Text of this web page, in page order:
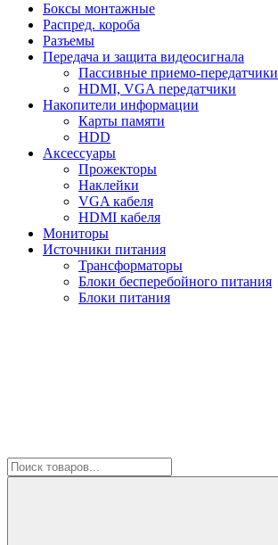
Боксы монтажные
Распред. короба
Разъемы
Передача и защита видеосигнала
Пассивные приемо-передатчики
HDMI, VGA передатчики
Накопители информации
Карты памяти
HDD
Аксессуары
Прожекторы
Наклейки
VGA кабеля
HDMI кабеля
Мониторы
Источники питания
Трансформаторы
Блоки бесперебойного питания
Блоки питания